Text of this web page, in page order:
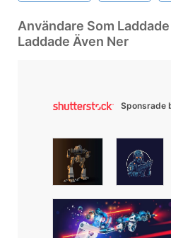
Användare Som
Laddade Även Ner
Sponsrade